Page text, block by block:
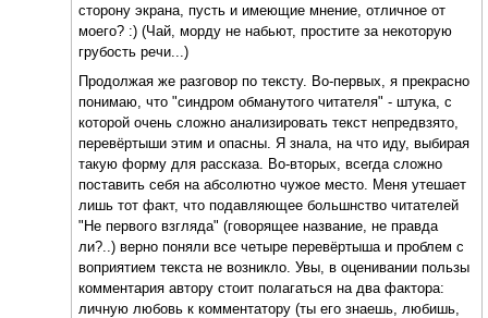
сторону экрана, пусть и имеющие мнение, отличное от
моего? :) (Чай, морду не набьют, простите за некоторую
грубость речи...)
Продолжая же разговор по тексту. Во-первых, я прекрасно
понимаю, что "синдром обманутого читателя" - штука, с
которой очень сложно анализировать текст непредвзято,
перевёртыши этим и опасны. Я знала, на что иду, выбирая
такую форму для рассказа. Во-вторых, всегда сложно
поставить себя на абсолютно чужое место. Меня утешает
лишь тот факт, что подавляющее большнство читателей
"Не первого взгляда" (говорящее название, не правда
ли?..) верно поняли все четыре перевёртыша и проблем с
воприятием текста не возникло. Увы, в оценивании пользы
комментария автору стоит полагаться на два фактора:
личную любовь к комментатору (ты его знаешь, любишь,